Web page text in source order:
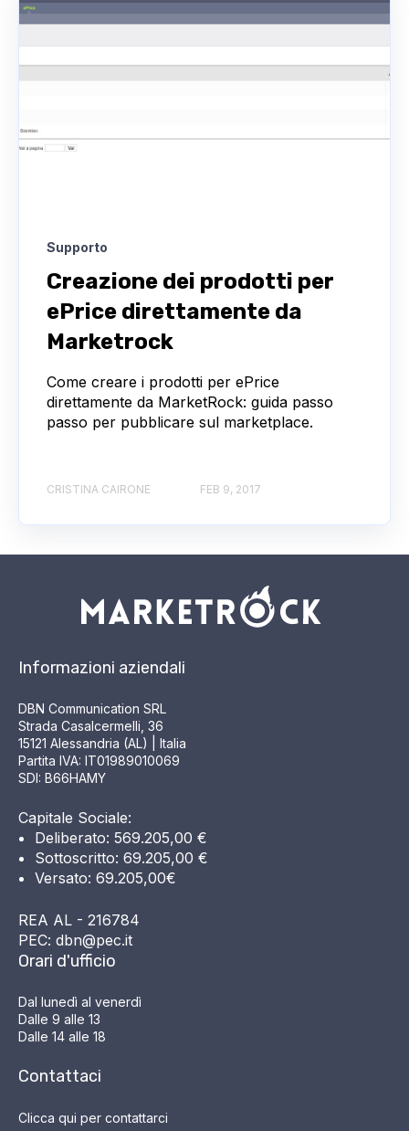
Supporto
Creazione dei prodotti per
ePrice direttamente da
Marketrock
Come creare i prodotti per ePrice
direttamente da MarketRock: guida passo
passo per pubblicare sul marketplace.
CRISTINA CAIRONE FEB 9, 2017
Informazioni aziendali
DBN Communication SRL
Strada Casalcermelli, 36
15121 Alessandria (AL) | Italia
Partita IVA: IT01989010069
SDI: B66HAMY
Capitale Sociale:
Deliberato: 569.205,00 €
Sottoscritto: 69.205,00 €
Versato: 69.205,00€
REA AL - 216784
PEC: dbn@pec.it
Orari d'ufficio
Dal lunedì al venerdì
Dalle 9 alle 13
Dalle 14 alle 18
Contattaci
Clicca qui per contattarci